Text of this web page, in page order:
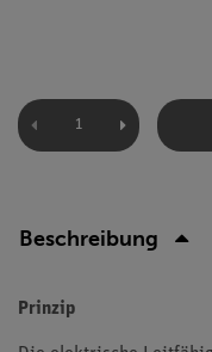
Beschreibung
Prinzip